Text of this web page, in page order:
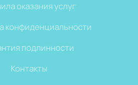
оказания услуг
конфиденциальности
подлинности
Контакты